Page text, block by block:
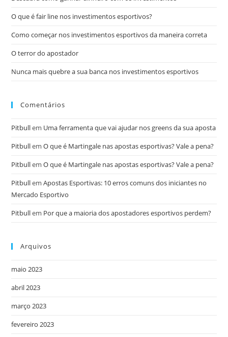
O que é fair line nos investimentos esportivos?
Como começar nos investimentos esportivos da maneira correta
O terror do apostador
Nunca mais quebre a sua banca nos investimentos esportivos
Comentários
Pitbullem Uma ferramenta que vai ajudar nos greens da sua aposta
PitbullemO que é Martingale nas apostas esportivas? Vale a pena?
PitbullemO que é Martingale nas apostas esportivas? Vale a pena?
PitbullemApostas Esportivas: 10 erros comuns dos iniciantes no
Mercado Esportivo
Pitbullem Por que a maioria dos apostadores esportivos perdem?
Arquivos
maio 2023
abril 2023
março 2023
fevereiro 2023